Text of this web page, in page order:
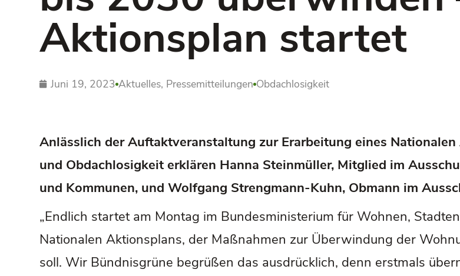
Aktionsplan startet
Juni 19, 2023 Aktuelles, Pressemitteilungen Obdachlosigkeit
Anlässlich der Auftaktveranstaltung zur Erarbeitung eines
und Obdachlosigkeit erklären Hanna Steinmüller, Mitglied im
und Kommunen, und Wolfgang Strengmann-Kuhn, Obmann im
„Endlich startet am Montag im Bundesministerium für Wohnen,
Nationalen Aktionsplans, der Maßnahmen zur Überwindung der
soll. Wir Bündnisgrüne begrüßen das ausdrücklich, denn erstmals